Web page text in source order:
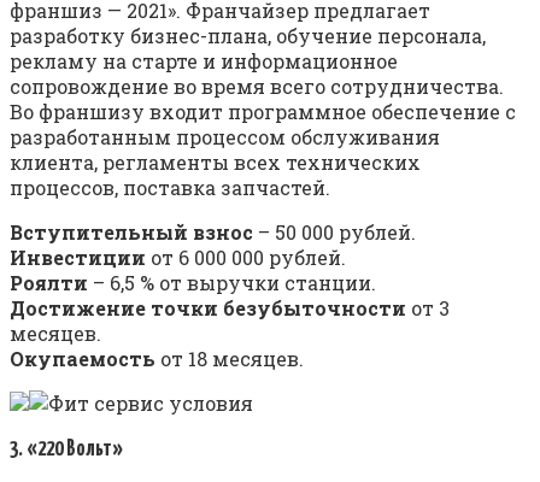
франшиз — 2021». Франчайзер предлагает
разработку бизнес-плана, обучение персонала,
рекламу на старте и информационное
сопровождение во время всего сотрудничества.
Во франшизу входит программное обеспечение с
разработанным процессом обслуживания
клиента, регламенты всех технических
процессов, поставка запчастей.
Вступительный взнос – 50 000 рублей.
Инвестиции от 6 000 000 рублей.
Роялти – 6,5 % от выручки станции.
Достижение точки безубыточности от 3
месяцев.
Окупаемость от 18 месяцев.
3. «220 Вольт»